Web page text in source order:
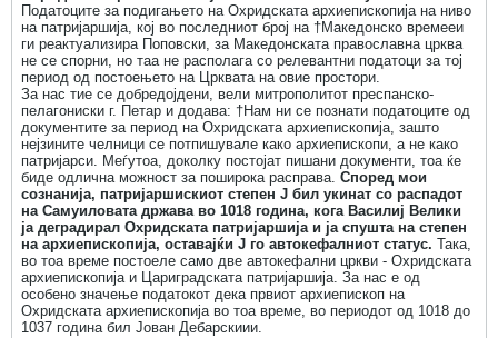
Податоците за подигањето на Охридската архиепископија на ниво
на патријаршија, кој во последниот број на †Македонско времееи
ги реактуализира Поповски, за Македонската православна црква
не се спорни, но таа не располага со релевантни податоци за тој
период од постоењето на Црквата на овие простори.
За нас тие се добредојдени, вели митрополитот преспанско-
пелагониски г. Петар и додава: †Нам ни се познати податоците од
документите за период на Охридската архиепископија, зашто
нејзините челници се потпишувале како архиепископи, а не како
патријарси. Меѓутоа, доколку постојат пишани документи, тоа ќе
биде одлична можност за поширока расправа. Според мои
сознанија, патријаршискиот степен Ј бил укинат со распадот
на Самуиловата држава во 1018 година, кога Василиј Велики
ја деградирал Охридската патријаршија и ја спушта на степен
на архиепископија, оставајќи Ј го автокефалниот статус. Така,
во тоа време постоеле само две автокефални цркви - Охридската
архиепископија и Цариградската патријаршија. За нас е од
особено значење податокот дека првиот архиепископ на
Охридската архиепископија во тоа време, во периодот од 1018 до
1037 година бил Јован Дебарскиии.